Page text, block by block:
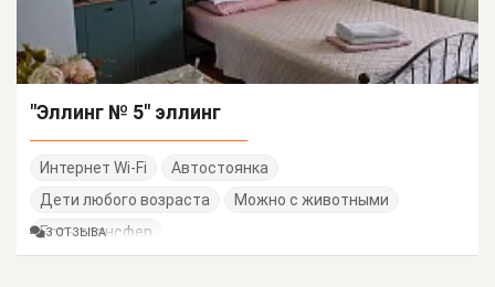
"Эллинг № 5" эллинг
Интернет Wi-Fi
Автостоянка
Дети любого возраста
Можно с животными
Есть трансфер
3 ОТЗЫВА